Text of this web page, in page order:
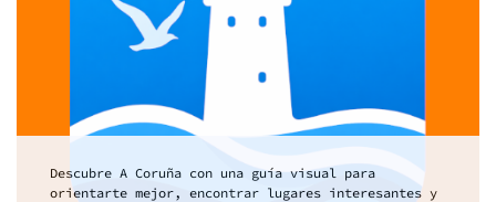
Descubre A Coruña con una guía visual para
orientarte mejor, encontrar lugares interesantes y